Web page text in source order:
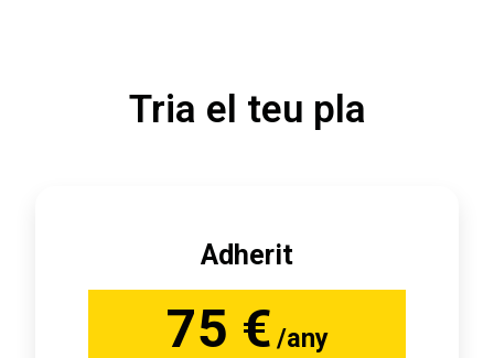
Tria el teu pla
Adherit
75 € /any